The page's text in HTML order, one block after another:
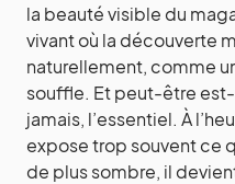
la beauté visible du
vivant où la découverte
naturellement, comme
souffle. Et peut-être est-
jamais, l’essentiel. À
expose trop souvent ce
de plus sombre, il